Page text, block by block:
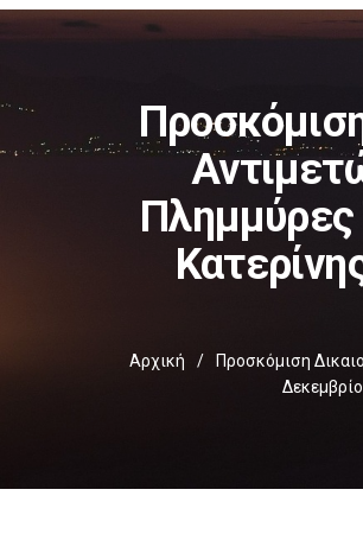
Πλημμύρες
Αρχική /
Προσκόμιση